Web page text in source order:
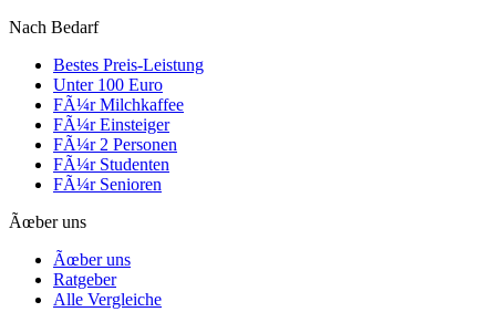
Nach Bedarf
Bestes Preis-Leistung
Unter 100 Euro
FÃ¼r Milchkaffee
FÃ¼r Einsteiger
FÃ¼r 2 Personen
FÃ¼r Studenten
FÃ¼r Senioren
Ãœber uns
Ãœber uns
Ratgeber
Alle Vergleiche